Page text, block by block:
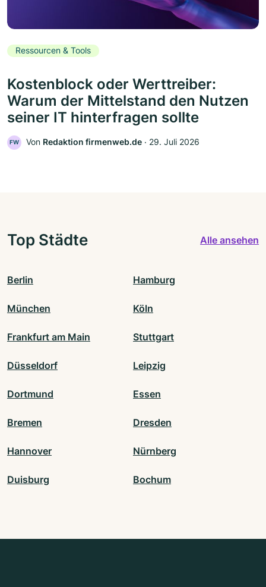
Ressourcen & Tools
Kostenblock oder Werttreiber:
Warum der Mittelstand den Nutzen
seiner IT hinterfragen sollte
FW Von Redaktion firmenweb.de ‧ 29. Juli 2026
Top Städte Alle ansehen
Berlin Hamburg
München Köln
Frankfurt am Main Stuttgart
Düsseldorf Leipzig
Dortmund Essen
Bremen Dresden
Hannover Nürnberg
Duisburg Bochum